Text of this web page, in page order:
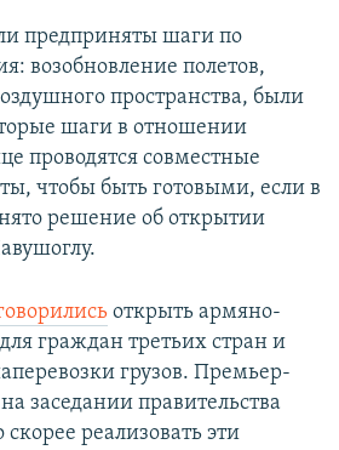
предприняты шаги по
возобновление полетов,
пространства, были
шаги в отношении
проводятся совместные
чтобы быть готовыми, если в
решение об открытии
открыть армяно-
граждан третьих стран и
грузов. Премьер-
заседании правительства
реализовать эти